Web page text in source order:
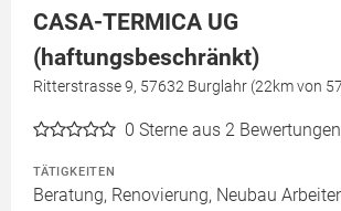
CASA-TERMICA UG
(haftungsbeschränkt)
Ritterstrasse 9, 57632 Burglahr (22km von
0 Sterne aus 2 Bewertungen
TÄTIGKEITEN
Beratung, Renovierung, Neubau